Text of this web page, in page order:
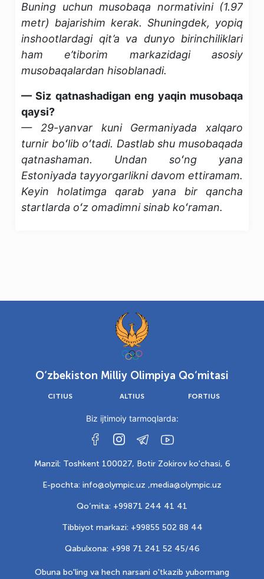
Buning uchun musobaqa normativini (1.97
metr) bajarishim kerak. Shuningdek, yopiq
inshootlardagi qit’a va dunyo birinchiliklari
ham e’tiborim markazidagi asosiy
musobaqalardan hisoblanadi.
— Siz qatnashadigan eng yaqin musobaqa
qaysi?
— 29-yanvar kuni Germaniyada xalqaro
turnir boʻlib oʻtadi. Dastlab shu musobaqada
qatnashaman. Undan soʻng yana
Estoniyada tayyorgarlikni davom ettiramam.
Keyin holatimga qarab yana bir qancha
startlarda oʻz omadimni sinab koʻraman.
O‘zbekiston Milliy Olimpiya Qo‘mitasi
CITIUS ALTIUS FORTIUS
Biz ijtimoiy tarmoqlarda:
Manzil: Toshkent 100027, Botir Zokirov ko'chasi, 6
E-pochta: info@olympic.uz ,media@olympic.uz
Qo‘mita: +99871 244 41 41
Tibbiyot markazi: +99855 502 88 44
Qabulxona: +998 71 241 52 45/46
Obuna bo'ling va hech narsani o'tkazib yubormang